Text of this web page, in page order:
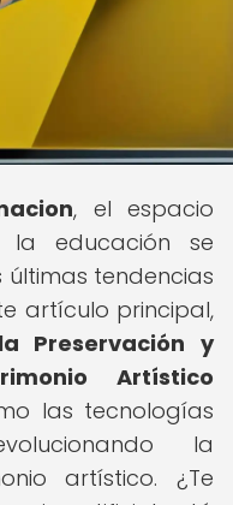
, el espacio
educación se
tendencias
artículo principal,
Preservación y
Artístico
las tecnologías
la
artístico. ¿Te